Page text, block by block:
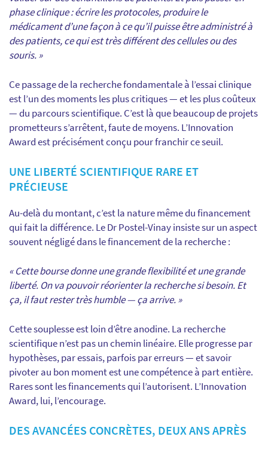
phase clinique : écrire les protocoles, produire le
médicament d’une façon à ce qu’il puisse être administré à
des patients, ce qui est très différent des cellules ou des
souris. »
Ce passage de la recherche fondamentale à l’essai clinique
est l’un des moments les plus critiques — et les plus coûteux
— du parcours scientifique. C’est là que beaucoup de projets
prometteurs s’arrêtent, faute de moyens. L’Innovation
Award est précisément conçu pour franchir ce seuil.
UNE LIBERTÉ SCIENTIFIQUE RARE ET
PRÉCIEUSE
Au-delà du montant, c’est la nature même du financement
qui fait la différence. Le Dr Postel-Vinay insiste sur un aspect
souvent négligé dans le financement de la recherche :
« Cette bourse donne une grande flexibilité et une grande
liberté. On va pouvoir réorienter la recherche si besoin. Et
ça, il faut rester très humble — ça arrive. »
Cette souplesse est loin d’être anodine. La recherche
scientifique n’est pas un chemin linéaire. Elle progresse par
hypothèses, par essais, parfois par erreurs — et savoir
pivoter au bon moment est une compétence à part entière.
Rares sont les financements qui l’autorisent. L’Innovation
Award, lui, l’encourage.
DES AVANCÉES CONCRÈTES, DEUX ANS APRÈS